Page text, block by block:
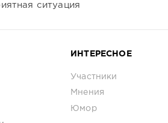
ситуация
ИНТЕРЕСНОЕ
Участники
Мнения
Юмор